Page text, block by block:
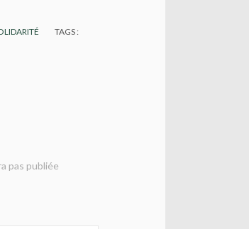
TAGS :
pas publiée